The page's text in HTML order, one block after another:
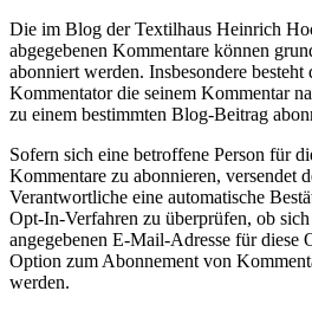
Die im Blog der Textilhaus Heinrich
abgegebenen Kommentare können
abonniert werden. Insbesondere
Kommentator die seinem Kommentar
zu einem bestimmten Blog-Beitrag
Sofern sich eine betroffene Person für
Kommentare zu abonnieren, versendet
Verantwortliche eine automatische
Opt-In-Verfahren zu überprüfen, ob
angegebenen E-Mail-Adresse für diese
Option zum Abonnement von
werden.